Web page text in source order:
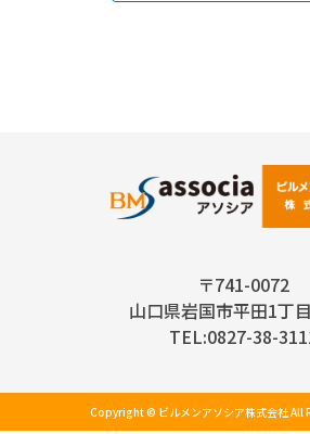
〒741-0072
山口県岩国市平田1丁
TEL:0827-38-
Copyright © ビルメンアソシア株式会社 All